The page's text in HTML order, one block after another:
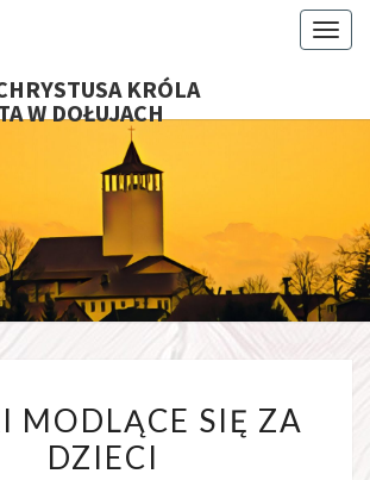
KRÓLA
W DOŁUJACH
W
MODLĄCE SIĘ ZA
DZIECI